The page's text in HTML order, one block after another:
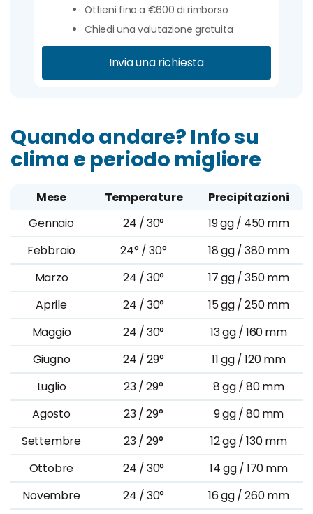
Ottieni fino a €600 di rimborso
Chiedi una valutazione gratuita
Invia una richiesta
Quando andare? Info su
clima e periodo migliore
Mese Temperature
Precipitazioni
Gennaio
24 / 30°
19 gg / 450 mm
Febbraio
24° / 30°
18 gg / 380 mm
Marzo
24 / 30°
17 gg / 350 mm
Aprile
24 / 30°
15 gg / 250 mm
Maggio
24 / 30°
13 gg / 160 mm
Giugno
24 / 29°
11 gg / 120 mm
Luglio
23 / 29°
8 gg / 80 mm
Agosto
23 / 29°
9 gg / 80 mm
Settembre
23 / 29°
12 gg / 130 mm
Ottobre
24 / 30°
14 gg / 170 mm
Novembre
24 / 30°
16 gg / 260 mm